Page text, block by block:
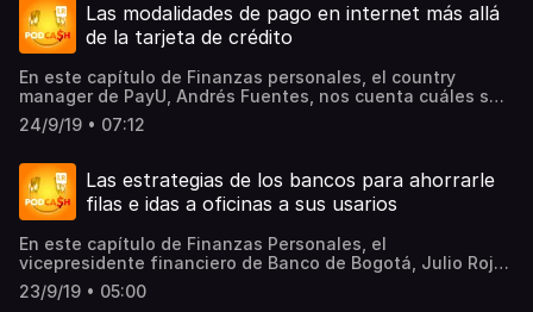
Las modalidades de pago en internet más allá
de la tarjeta de crédito
En este capítulo de Finanzas personales, el country
manager de PayU, Andrés Fuentes, nos cuenta cuáles son
las maneras para pagar sus compras por internet, y dice
que es un mito que se necesite una tarjeta de crédito
24/9/19 • 07:12
Las estrategias de los bancos para ahorrarle
filas e idas a oficinas a sus usarios
En este capítulo de Finanzas Personales, el
vicepresidente financiero de Banco de Bogotá, Julio Rojas
Sarmiento, le explica algunas de las estrategias de los
bancos para ser más digitales y más amigables con los
23/9/19 • 05:00